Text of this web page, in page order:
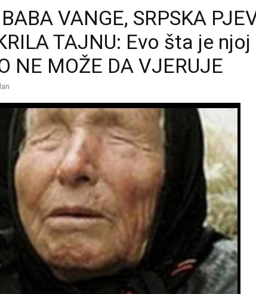
VANGE, SRPSKA
TAJNU: Evo šta je njoj
NE MOŽE DA VJERUJE